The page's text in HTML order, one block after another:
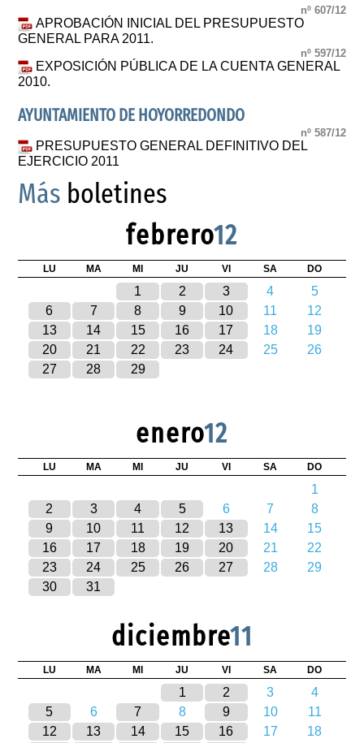
nº 607/12
APROBACIÓN INICIAL DEL PRESUPUESTO
GENERAL PARA 2011.
nº 597/12
EXPOSICIÓN PÚBLICA DE LA CUENTA GENERAL
2010.
AYUNTAMIENTO DE HOYORREDONDO
nº 587/12
PRESUPUESTO GENERAL DEFINITIVO DEL
EJERCICIO 2011
Más boletines
febrero12
LU MA MI JU VI SA DO
1 2 3 4
5
6
7 8 9 10 11
12
13
14 15 16 17 18
19
20
21 22 23 24 25
26
27
28 29
enero12
LU MA MI JU VI SA DO
1
2
3 4 5 6 7
8
9
10 11 12 13 14
15
16
17 18 19 20 21
22
23
24 25 26 27 28
29
30
31
diciembre11
LU MA MI JU VI SA DO
1 2 3
4
5
6 7 8 9 10
11
12
13 14 15 16 17
18